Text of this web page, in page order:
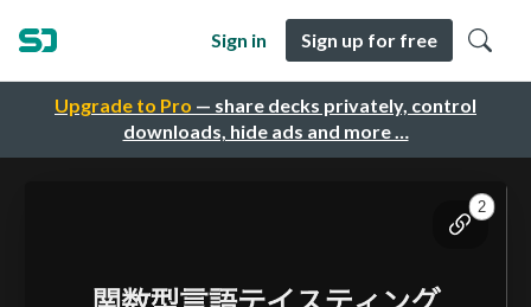
Upgrade to Pro — share decks privately, control
downloads, hide ads and more …
Sign in Sign up for free